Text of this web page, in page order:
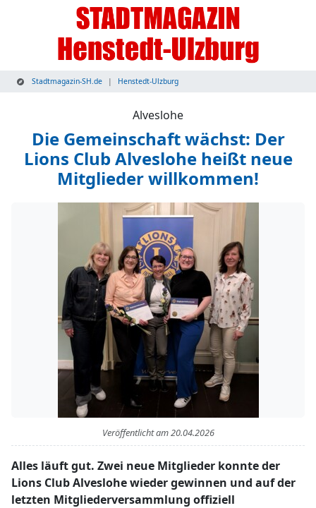
Stadtmagazin-SH.de Henstedt-Ulzburg
Alveslohe
Die Gemeinschaft wächst: Der
Lions Club Alveslohe heißt neue
Mitglieder willkommen!
Veröffentlicht am20.04.2026
Alles läuft gut. Zwei neue Mitglieder konnte der
Lions Club Alveslohe wieder gewinnen und auf der
letzten Mitgliederversammlung offiziell